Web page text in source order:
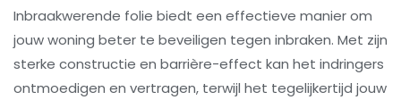
Inbraakwerende folie biedt een effectieve manier om
jouw woning beter te beveiligen tegen inbraken. Met zijn
sterke constructie en barrière-effect kan het indringers
ontmoedigen en vertragen, terwijl het tegelijkertijd jouw